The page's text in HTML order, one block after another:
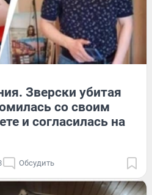
Зверски убитая
со своим
и согласилась на
Обсудить